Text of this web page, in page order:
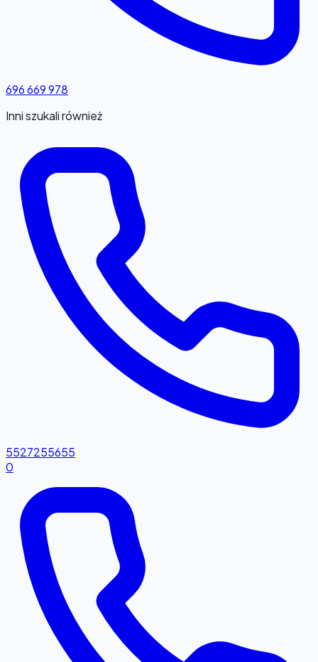
696 669 978
Inni szukali również
5527255655
0